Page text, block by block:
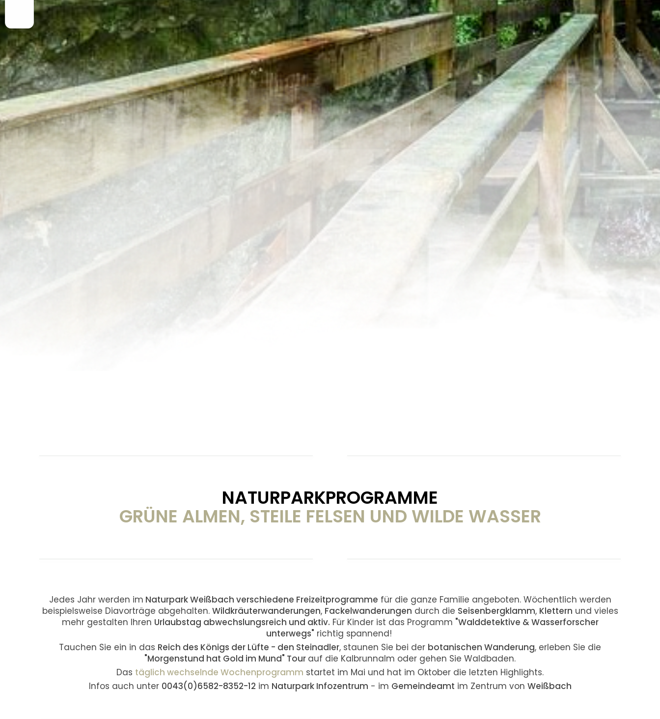
NATURPARKPROGRAMME
GRÜNE ALMEN, STEILE FELSEN UND WILDE WASSER
Jedes Jahr werden im Naturpark Weißbach verschiedene Freizeitprogramme für die ganze Familie angeboten. Wöchentlich werden
beispielsweise Diavorträge abgehalten. Wildkräuterwanderungen, Fackelwanderungen durch die Seisenbergklamm, Klettern und vieles
mehr gestalten Ihren Urlaubstag abwechslungsreich und aktiv. Für Kinder ist das Programm "Walddetektive & Wasserforscher
unterwegs" richtig spannend!
Tauchen Sie ein in das Reich des Königs der Lüfte - den Steinadler, staunen Sie bei der botanischen Wanderung, erleben Sie die
"Morgenstund hat Gold im Mund" Tour auf die Kalbrunnalm oder gehen Sie Waldbaden.
Das täglich wechselnde Wochenprogramm startet im Mai und hat im Oktober die letzten Highlights.
Infos auch unter 0043(0)6582-8352-12 im Naturpark Infozentrum - im Gemeindeamt im Zentrum von Weißbach